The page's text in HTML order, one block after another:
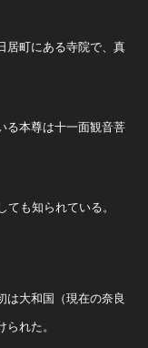
居町にある寺院で、真
る本尊は十一面観音菩
も知られている。
は大和国（現在の奈良
れた。